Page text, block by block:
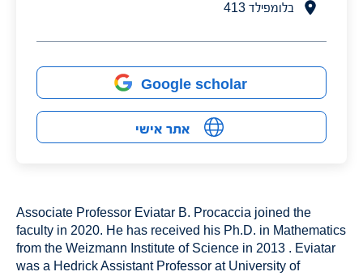
בלומפילד 413
אתר אישי
Google scholar
Associate Professor Eviatar B. Procaccia joined the
faculty in 2020. He has received his Ph.D. in Mathematics
from the Weizmann Institute of Science in 2013 . Eviatar
was a Hedrick Assistant Professor at University of